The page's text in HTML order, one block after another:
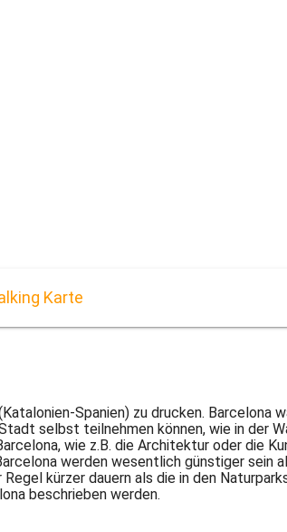
Karte
Spanien) zu drucken. Barcelona
selbst teilnehmen können, wie in der
wie z.B. die Architektur oder die
werden wesentlich günstiger sein
kürzer dauern als die in den
beschrieben werden.